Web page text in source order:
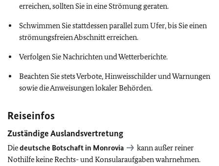
erreichen, sollten Sie in eine Strömung geraten.
Schwimmen Sie stattdessen parallel zum Ufer, bis Sie einen
strömungsfreien Abschnitt erreichen.
Verfolgen Sie Nachrichten und Wetterberichte.
Beachten Sie stets Verbote, Hinweisschilder und Warnungen
sowie die Anweisungen lokaler Behörden.
Reiseinfos
Zuständige Auslandsvertretung
Diedeutsche Botschaft in Monrovia
kann außer reiner
Nothilfe keine Rechts- und Konsularaufgaben wahrnehmen.